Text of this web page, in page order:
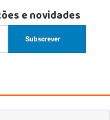
e novidades